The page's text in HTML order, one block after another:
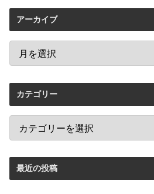
アーカイブ
カテゴリー
最近の投稿